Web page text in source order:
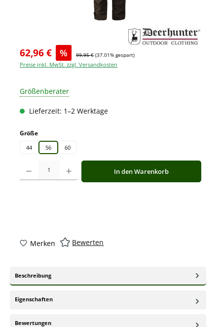
62,96 € % 99,95 € (37.01% gespart)
Preise inkl. MwSt. zzgl. Versandkosten
Größenberater
Lieferzeit: 1–2 Werktage
Größeauswählen
44 56 60
Produkt Anzahl: Gib den gewünschten Wert ein oder benutze die
In den Warenkorb
Merken Bewerten
Beschreibung
Eigenschaften
Bewertungen